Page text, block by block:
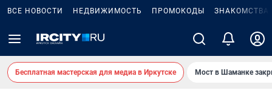
ВСЕ НОВОСТИ НЕДВИЖИМОСТЬ ПРОМОКОДЫ ЗНАКОМСТВА
Бесплатная мастерская для медиа в Иркутске Мост в Шаманке